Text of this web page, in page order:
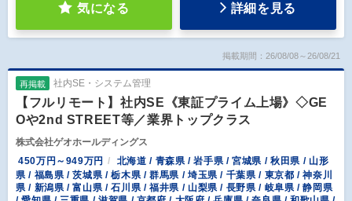
気になる 詳細を見る
掲載期間：26/08/08～26/08/21
再掲載 社内SE・システム管理
【フルリモート】社内SE《東証プライム上場》◇GE
Oや2nd STREET等／業界トップクラス
株式会社ゲオホールディングス
450万円～949万円
北海道 / 青森県 / 岩手県 / 宮城県 / 秋田県 / 山形
県 / 福島県 / 茨城県 / 栃木県 / 群馬県 / 埼玉県 / 千葉県 / 東京都 / 神奈川
県 / 新潟県 / 富山県 / 石川県 / 福井県 / 山梨県 / 長野県 / 岐阜県 / 静岡県